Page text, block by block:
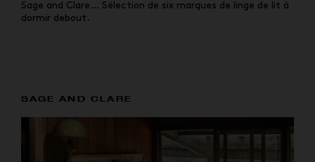
Sage and Clare… Sélection de six marques de linge de lit à
dormir debout.
SAGE AND CLARE